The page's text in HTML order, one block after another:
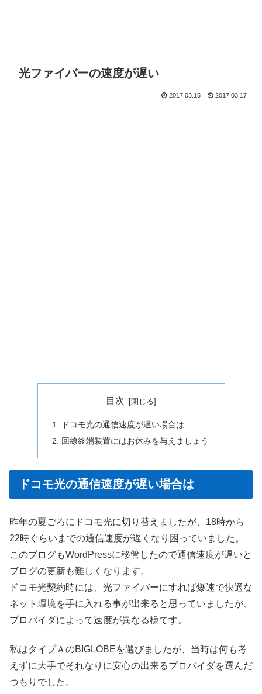
光ファイバーの速度が遅い
2017.03.15 2017.03.17
目次
ドコモ光の通信速度が遅い場合は
回線終端装置にはお休みを与えましょう
ドコモ光の通信速度が遅い場合は
昨年の夏ごろにドコモ光に切り替えましたが、18時から
22時ぐらいまでの通信速度が遅くなり困っていました。
このブログもWordPressに移管したので通信速度が遅いと
ブログの更新も難しくなります。
ドコモ光契約時には、光ファイバーにすれば爆速で快適な
ネット環境を手に入れる事が出来ると思っていましたが、
プロバイダによって速度が異なる様です。
私はタイプＡのBIGLOBEを選びましたが、当時は何も考
えずに大手でそれなりに安心の出来るプロバイダを選んだ
つもりでした。